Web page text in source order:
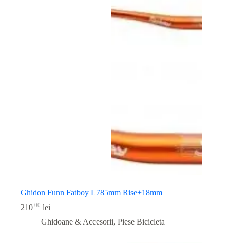
Ghidon Funn Fatboy L785mm Rise+18mm
210 00 lei
Ghidoane & Accesorii, Piese Bicicleta